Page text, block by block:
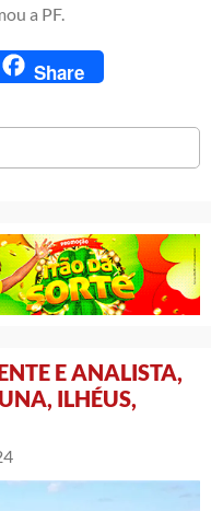
a PF.
Share
E ANALISTA,
ILHÉUS,